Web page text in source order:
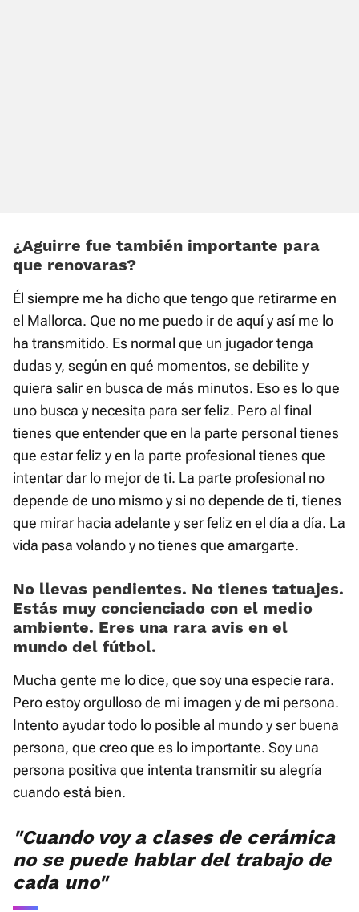
¿Aguirre fue también importante para
que renovaras?
Él siempre me ha dicho que tengo que retirarme en
el Mallorca. Que no me puedo ir de aquí y así me lo
ha transmitido. Es normal que un jugador tenga
dudas y, según en qué momentos, se debilite y
quiera salir en busca de más minutos. Eso es lo que
uno busca y necesita para ser feliz. Pero al final
tienes que entender que en la parte personal tienes
que estar feliz y en la parte profesional tienes que
intentar dar lo mejor de ti. La parte profesional no
depende de uno mismo y si no depende de ti, tienes
que mirar hacia adelante y ser feliz en el día a día. La
vida pasa volando y no tienes que amargarte.
No llevas pendientes. No tienes tatuajes.
Estás muy concienciado con el medio
ambiente. Eres una rara avis en el
mundo del fútbol.
Mucha gente me lo dice, que soy una especie rara.
Pero estoy orgulloso de mi imagen y de mi persona.
Intento ayudar todo lo posible al mundo y ser buena
persona, que creo que es lo importante. Soy una
persona positiva que intenta transmitir su alegría
cuando está bien.
"Cuando voy a clases de cerámica
no se puede hablar del trabajo de
cada uno"